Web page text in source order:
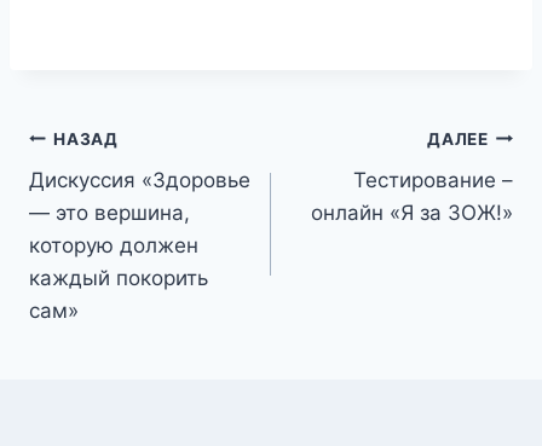
Навигация
по
записям
НАЗАД
Дискуссия «Здоровье
— это вершина,
которую должен
каждый покорить
сам»
ДАЛЕЕ
Тестирование –
онлайн «Я за ЗОЖ!»